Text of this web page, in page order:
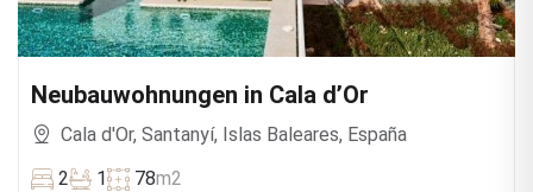
Neubauwohnungen in Cala d’Or
Cala d'Or, Santanyí, Islas Baleares, España
2
1 78m2